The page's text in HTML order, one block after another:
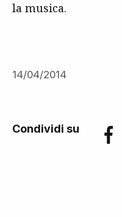
la musica.
14/04/2014
Condividi su